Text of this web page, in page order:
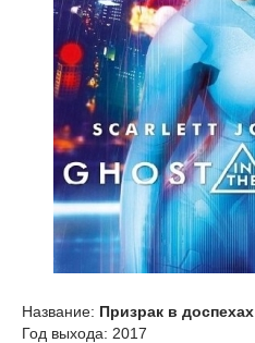
Название: Призрак в доспехах
Год выхода: 2017